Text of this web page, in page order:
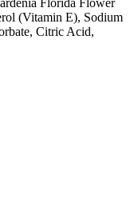
(Vitamin E), Sodium
Citric Acid,